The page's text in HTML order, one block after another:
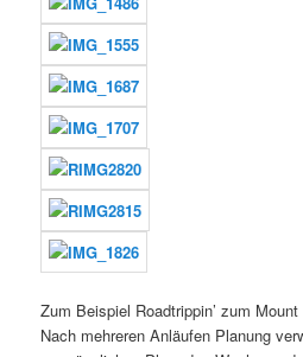
Zum Beispiel Roadtrippin’ zum
Nach mehreren Anläufen Planung